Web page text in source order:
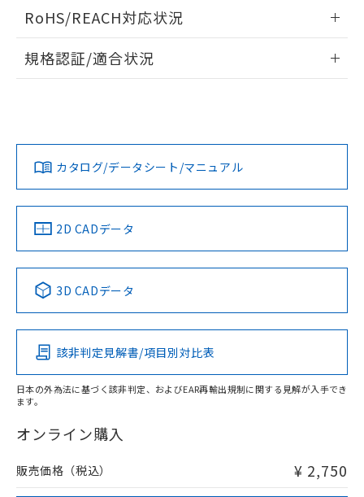
ドすることができます。
ログイン/会員登録
ダウンロードデータをご利用いただく前に、以下を必ずお読
みください。
ソフトウェアの使用条件
RoHS/REACH対応状況
EU RoHS 注意事項・凡例
対応済み
中国 RoHS 注意事項・凡例
Pb Hg Cd Cr(VI)
O
在庫等で未対応品が混在する可能性があります。
問い合わせください。
規格認証/適合状況
LR型式承認
（イギリス
船舶規格）
DNV型式承認
（ノルウェー
BV型式承認
（フランス
KR型式
（韓国
No No No No
この製品の規格認証/適合状況ページへ
その他の認証はこちらのページからご検索ください
カタログ/データシート/マニュアル
2D CADデータ
3D CADデータ
該非判定見解書/項目別対比表
日本の外為法に基づく該非判定、およびEAR再輸出規制に関する見解が入手でき
ます。
オンライン購入
販売価格（税込） ¥ 2,750
していることから、特段のことがない限
り、2022年1月12日より割愛しておりま
す。